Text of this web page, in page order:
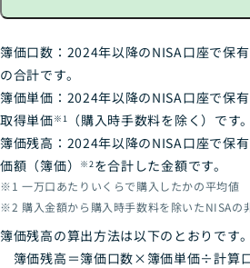
簿価口数：2024年以降のNISA口座で保
の合計です。
簿価単価：2024年以降のNISA口座で保
取得単価※1
（購入時手数料を除く）です。
簿価残高：2024年以降のNISA口座で保
価額（簿価）
※2を合計した金額です。
一万口あたりいくらで購入したかの平均値
購入金額から購入時手数料を除いたNISAの
簿価残高の算出方法は以下のとおりです。
簿価残高＝簿価口数×簿価単価÷計算